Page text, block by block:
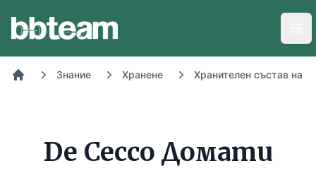
Знание Хранене Хранителен състав на
De Cecco Домати